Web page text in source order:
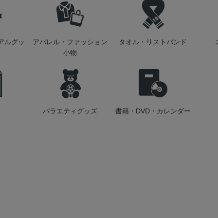
ルグッ
アパレル・ファッション
小物
タオル・リストバンド
バラエティグッズ 書籍・DVD・カレンダー